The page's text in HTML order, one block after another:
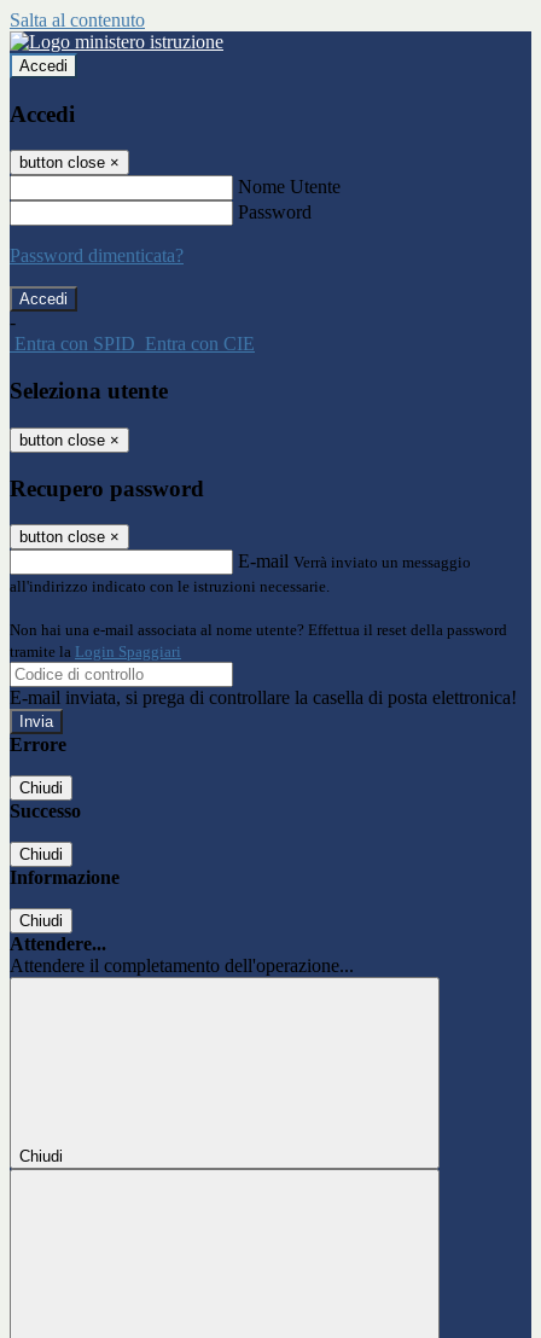
Salta al contenuto
Accedi
Accedi
button close ×
Nome Utente
Password
Password dimenticata?
-
Entra con SPID Entra con CIE
Seleziona utente
button close ×
Recupero password
button close ×
E-mail Verrà inviato un messaggio
all'indirizzo indicato con le istruzioni necessarie.
Non hai una e-mail associata al nome utente? Effettua il reset della password
tramite la Login Spaggiari
E-mail inviata, si prega di controllare la casella di posta elettronica!
Errore
Chiudi
Successo
Chiudi
Informazione
Chiudi
Attendere...
Attendere il completamento dell'operazione...
Chiudi